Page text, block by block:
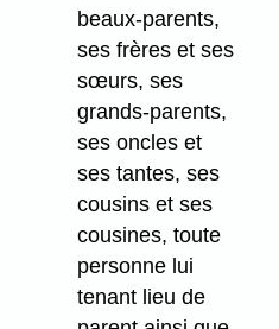
beaux-parents,
ses frères et ses
sœurs, ses
grands-parents,
ses oncles et
ses tantes, ses
cousins et ses
cousines, toute
personne lui
tenant lieu de